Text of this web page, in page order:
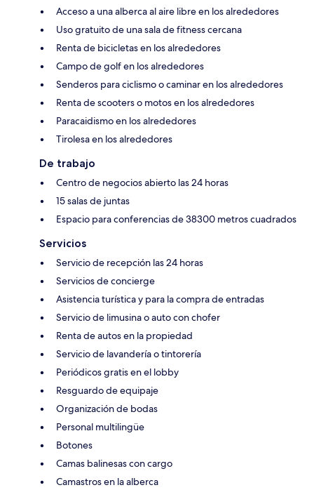
Acceso a una alberca al aire libre en los alrededores
Uso gratuito de una sala de fitness cercana
Renta de bicicletas en los alrededores
Campo de golf en los alrededores
Senderos para ciclismo o caminar en los alrededores
Renta de scooters o motos en los alrededores
Paracaidismo en los alrededores
Tirolesa en los alrededores
De trabajo
Centro de negocios abierto las 24 horas
15 salas de juntas
Espacio para conferencias de 38300 metros cuadrados
Servicios
Servicio de recepción las 24 horas
Servicios de concierge
Asistencia turística y para la compra de entradas
Servicio de limusina o auto con chofer
Renta de autos en la propiedad
Servicio de lavandería o tintorería
Periódicos gratis en el lobby
Resguardo de equipaje
Organización de bodas
Personal multilingüe
Botones
Camas balinesas con cargo
Camastros en la alberca